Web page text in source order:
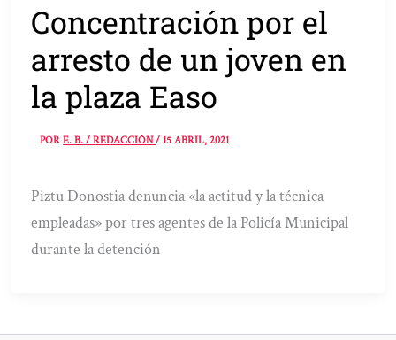
Concentración por el
arresto de un joven en
la plaza Easo
PORE. B. / REDACCIÓN/15 ABRIL, 2021
Piztu Donostia denuncia «la actitud y la técnica
empleadas» por tres agentes de la Policía Municipal
durante la detención